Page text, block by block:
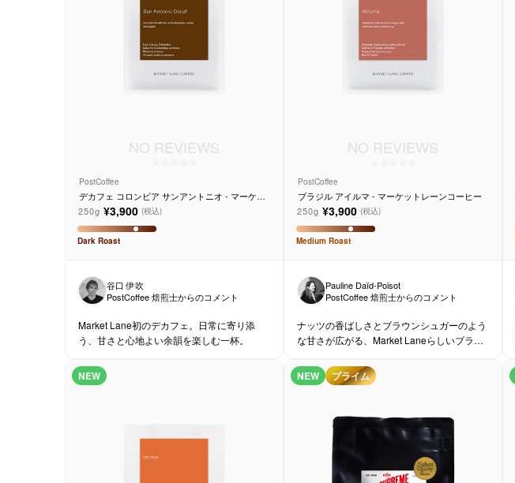
NO REVIEWS
PostCoffee
デカフェ コロンビア サンアントニオ - マーケッ
トレーンコーヒー
250g ¥3,900 (税込)
Dark Roast
谷口 伊吹
PostCoffee 焙煎士からのコメント
Market Lane初のデカフェ。日常に寄り添
う、甘さと心地よい余韻を楽しむ一杯。
NO REVIEWS
PostCoffee
ブラジル アイルマ - マーケットレーンコーヒー
250g ¥3,900 (税込)
Medium Roast
Pauline Daïd-Poisot
PostCoffee 焙煎士からのコメント
ナッツの香ばしさとブラウンシュガーのよう
な甘さが広がる、Market Laneらしいブラジ
NEW NEW プライム